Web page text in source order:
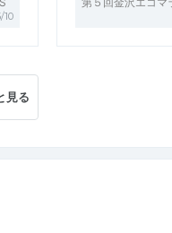
10
見る